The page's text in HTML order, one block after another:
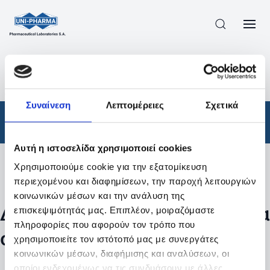
Συναίνεση Λεπτομέρειες Σχετικά
Αυτή η ιστοσελίδα χρησιμοποιεί cookies
Χρησιμοποιούμε cookie για την εξατομίκευση
περιεχομένου και διαφημίσεων, την παροχή λειτουργιών
κοινωνικών μέσων και την ανάλυση της
επισκεψιμότητάς μας. Επιπλέον, μοιραζόμαστε
πληροφορίες που αφορούν τον τρόπο που
χρησιμοποιείτε τον ιστότοπό μας με συνεργάτες
κοινωνικών μέσων, διαφήμισης και αναλύσεων, οι
οποίοι ενδεχομένως να τις συνδυάσουν με άλλες
ΠΡΟΪΟΝΤΑ
ΑΠΟΤΕΛΕΣΜΑΤΑ ΑΝΑΖΗΤΗΣΗΣ
Φάρμακα
Φίλτρα
Δεν βρέθηκαν προϊόντα με τα
συγκεκριμένα φίλτρα